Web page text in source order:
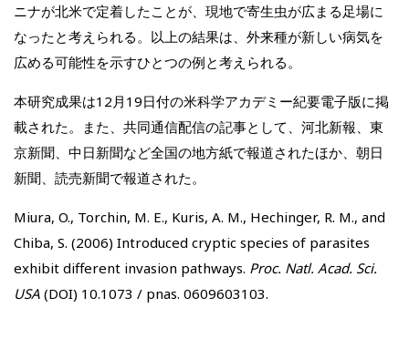
ニナが北米で定着したことが、現地で寄生虫が広まる足場に
なったと考えられる。以上の結果は、外来種が新しい病気を
広める可能性を示すひとつの例と考えられる。
本研究成果は12月19日付の米科学アカデミー紀要電子版に掲
載された。また、共同通信配信の記事として、河北新報、東
京新聞、中日新聞など全国の地方紙で報道されたほか、朝日
新聞、読売新聞で報道された。
Miura, O., Torchin, M. E., Kuris, A. M., Hechinger, R. M., and
Chiba, S. (2006) Introduced cryptic species of parasites
exhibit different invasion pathways. Proc. Natl. Acad. Sci.
USA (DOI) 10.1073 / pnas. 0609603103.